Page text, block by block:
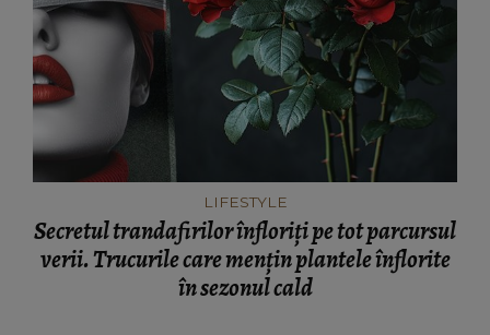
LIFESTYLE
Secretul trandafirilor înfloriți pe tot parcursul
verii. Trucurile care mențin plantele înflorite
în sezonul cald